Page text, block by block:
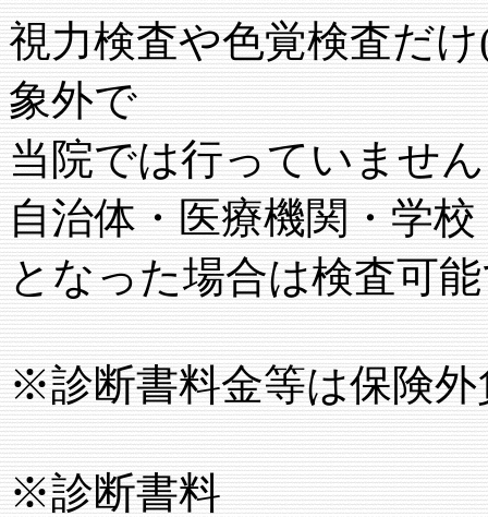
視力検査や色覚検査だ
象外で
当院では行っていません
自治体・医療機関・学
となった場合は検査可
※診断書料金等は保険
※診断書料